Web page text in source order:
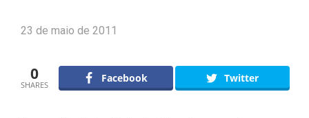
23 de maio de 2011
0
SHARES
Facebook Twitter